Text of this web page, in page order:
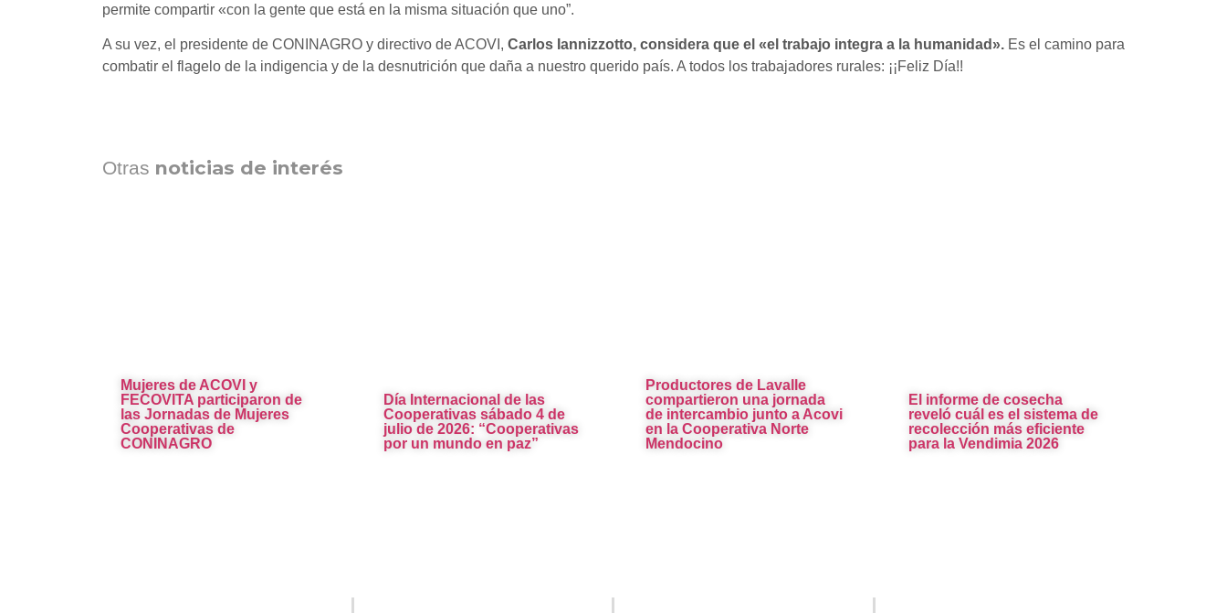
permite compartir «con la gente que está en la misma situación que uno”.
A su vez, el presidente de CONINAGRO y directivo de ACOVI, Carlos Iannizzotto, considera que el «el trabajo integra a la humanidad». Es el camino para
combatir el flagelo de la indigencia y de la desnutrición que daña a nuestro querido país. A todos los trabajadores rurales: ¡¡Feliz Día!!
Otras noticias de interés
Mujeres de ACOVI y
FECOVITA participaron de
las Jornadas de Mujeres
Cooperativas de
CONINAGRO
Día Internacional de las
Cooperativas sábado 4 de
julio de 2026: “Cooperativas
por un mundo en paz”
Productores de Lavalle
compartieron una jornada
de intercambio junto a Acovi
en la Cooperativa Norte
Mendocino
El informe de cosecha
reveló cuál es el sistema de
recolección más eficiente
para la Vendimia 2026